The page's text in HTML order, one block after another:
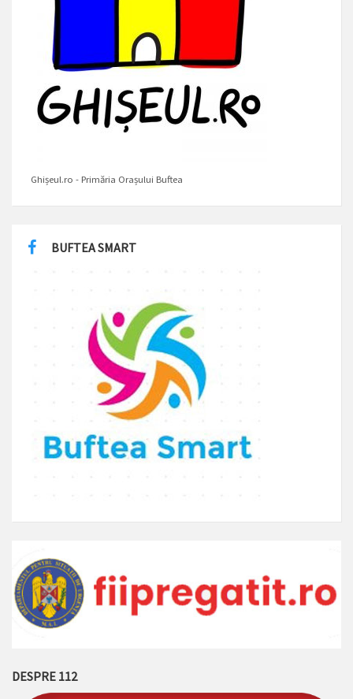
Ghișeul.ro - Primăria Orașului Buftea
BUFTEA SMART
DESPRE 112